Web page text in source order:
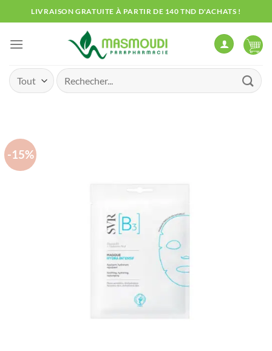
au
contenu
LIVRAISON GRATUITE À PARTIR DE 140 TND D'ACHATS !
Recherche
pour :
-15%